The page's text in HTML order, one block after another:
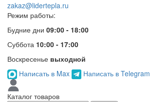
zakaz@lidertepla.ru
Режим работы:
Будние дни 09:00 - 18:00
Суббота 10:00 - 17:00
Воскресенье выходной
Написать в Max
Написать в Telegram
Каталог товаров